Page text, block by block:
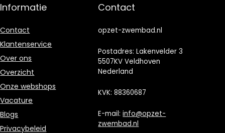
Informatie
Contact
Klantenservice
Over ons
Overzicht
Onze webshops
Vacature
Blogs
Privacybeleid
Contact
opzet-zwembad.nl
Postadres: Lakenvelder 3
5507KV Veldhoven
Nederland
KVK: 88360687
E-mail:info@opzet-
zwembad.nl